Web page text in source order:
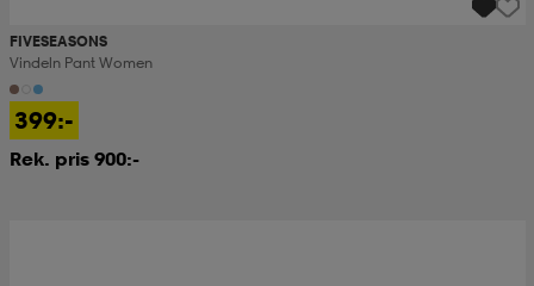
FIVESEASONS
Vindeln Pant Women
399:-
Rek. pris 900:-